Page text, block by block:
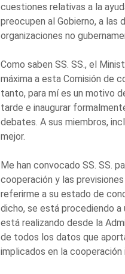
cuestiones relativas a la
preocupen al Gobierno, a las
organizaciones no
Como saben SS. SS., el
máxima a esta Comisión de
tanto, para mí es un motivo
tarde e inaugurar
debates. A sus miembros,
mejor.
Me han convocado SS. SS.
cooperación y las
referirme a su estado de
dicho, se está procediendo a
está realizando desde la
de todos los datos que
implicados en la cooperación